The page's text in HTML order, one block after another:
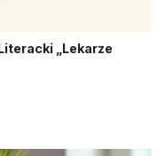
„Lekarze